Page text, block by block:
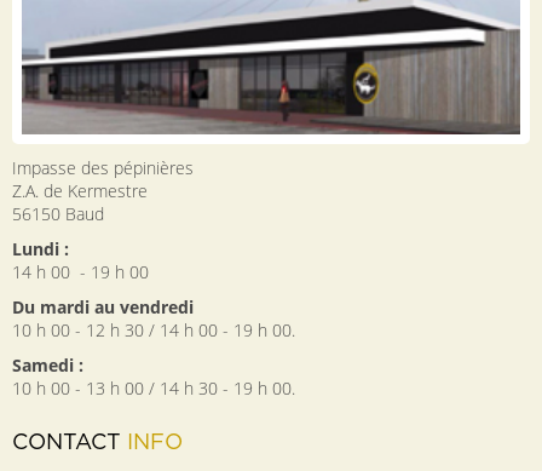
Impasse des pépinières
Z.A. de Kermestre
56150 Baud
Lundi :
14 h 00 - 19 h 00
Du mardi au vendredi
10 h 00 - 12 h 30 / 14 h 00 - 19 h 00.
Samedi :
10 h 00 - 13 h 00 / 14 h 30 - 19 h 00.
CONTACT INFO